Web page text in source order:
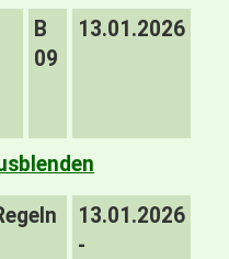
B
09
13.01.2026
13.01.2026
-